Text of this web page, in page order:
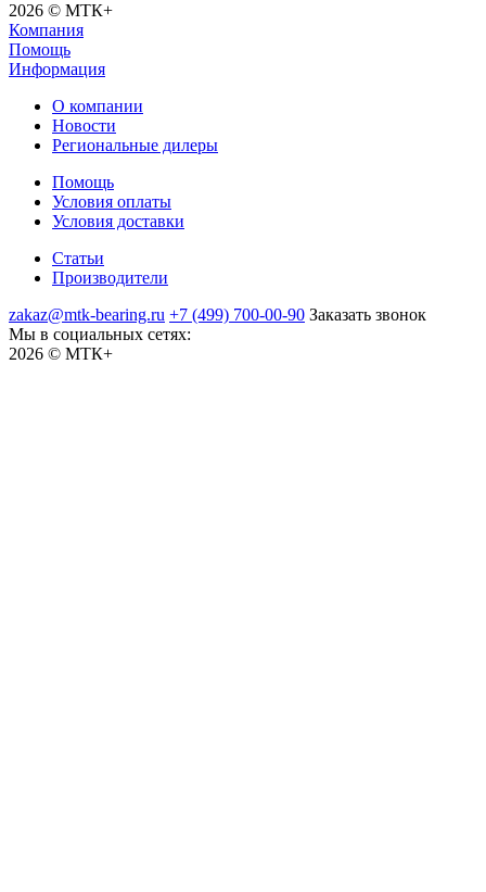
2026 © МТК+
Компания
Помощь
Информация
О компании
Новости
Региональные дилеры
Помощь
Условия оплаты
Условия доставки
Статьи
Производители
zakaz@mtk-bearing.ru +7 (499) 700-00-90 Заказать звонок
Мы в социальных сетях:
2026 © МТК+